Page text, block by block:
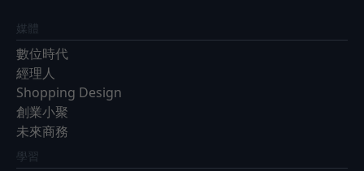
媒體
數位時代
經理人
Shopping Design
創業小聚
未來商務
學習